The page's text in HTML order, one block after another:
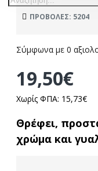
ΠΡΟΒΟΛΈΣ: 5204
Σύμφωνα με 0
19,50€
Χωρίς ΦΠΑ: 15,73€
Θρέφει,
χρώμα και